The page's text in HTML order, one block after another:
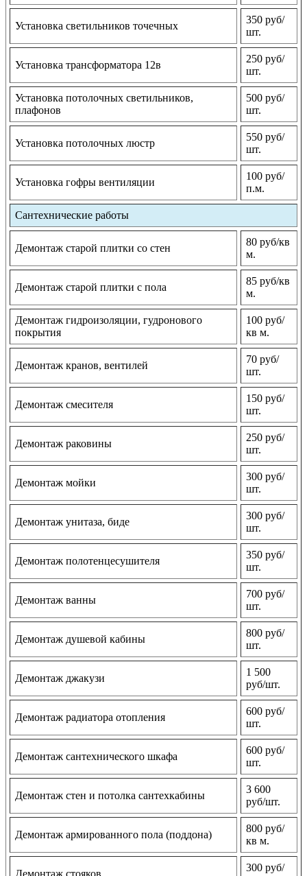
Установка светильников точечных
350 руб/
шт.
Установка трансформатора 12в
250 руб/
шт.
Установка потолочных светильников,
плафонов
500 руб/
шт.
Установка потолочных люстр
550 руб/
шт.
Установка гофры вентиляции
100 руб/
п.м.
Сантехнические работы
Демонтаж старой плитки со стен
80 руб/кв
м.
Демонтаж старой плитки с пола
85 руб/кв
м.
Демонтаж гидроизоляции, гудронового
покрытия
100 руб/
кв м.
Демонтаж кранов, вентилей
70 руб/
шт.
Демонтаж смесителя
150 руб/
шт.
Демонтаж раковины
250 руб/
шт.
Демонтаж мойки
300 руб/
шт.
Демонтаж унитаза, биде
300 руб/
шт.
Демонтаж полотенцесушителя
350 руб/
шт.
Демонтаж ванны
700 руб/
шт.
Демонтаж душевой кабины
800 руб/
шт.
Демонтаж джакузи
1 500
руб/шт.
Демонтаж радиатора отопления
600 руб/
шт.
Демонтаж сантехнического шкафа
600 руб/
шт.
Демонтаж стен и потолка сантехкабины
3 600
руб/шт.
Демонтаж армированного пола (поддона)
800 руб/
кв м.
300 руб/